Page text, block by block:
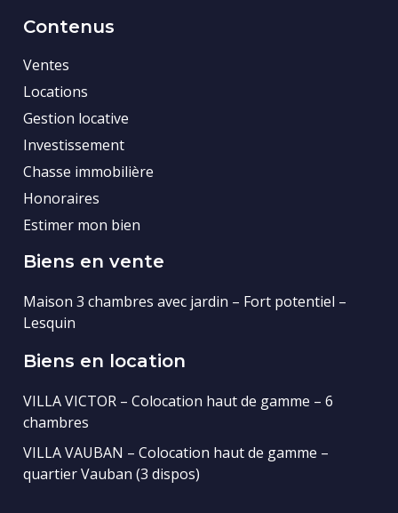
Contenus
Ventes
Locations
Gestion locative
Investissement
Chasse immobilière
Honoraires
Estimer mon bien
Biens en vente
Maison 3 chambres avec jardin – Fort potentiel –
Lesquin
Biens en location
VILLA VICTOR – Colocation haut de gamme – 6
chambres
VILLA VAUBAN – Colocation haut de gamme –
quartier Vauban (3 dispos)